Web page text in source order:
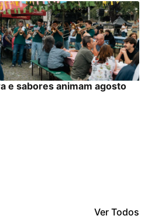
e sabores animam agosto
Ver Todos